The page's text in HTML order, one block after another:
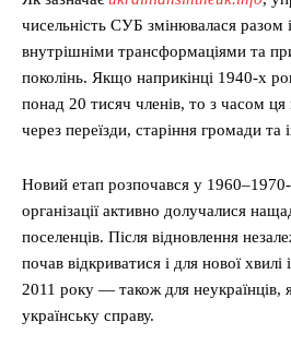
чисельність СУБ змінювалася разом
внутрішніми трансформаціями та
поколінь. Якщо наприкінці 1940-х
понад 20 тисяч членів, то з часом
через переїзди, старіння громади та
Новий етап розпочався у
організації активно долучалися
поселенців. Після відновлення
почав відкриватися і для нової хвилі
2011 року — також для неукраїнців,
українську справу.